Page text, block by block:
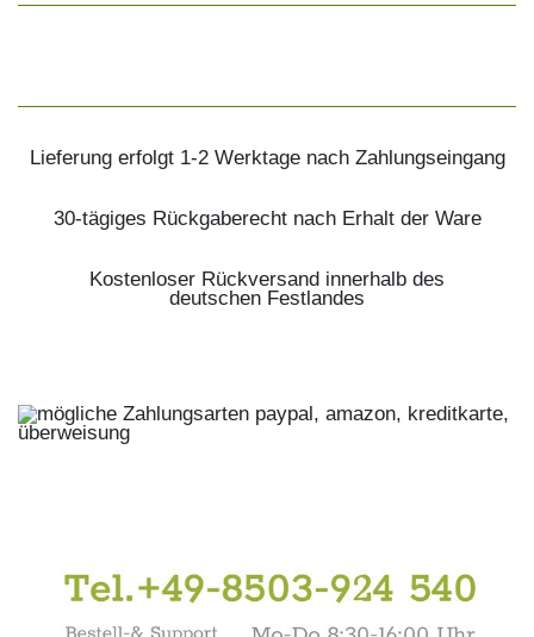
Lieferung erfolgt 1-2 Werktage nach Zahlungseingang
30-tägiges Rückgaberecht nach Erhalt der Ware
Kostenloser Rückversand innerhalb des
deutschen Festlandes